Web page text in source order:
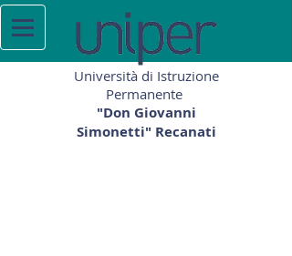
Università di Istruzione
Permanente
"Don Giovanni
Simonetti" Recanati